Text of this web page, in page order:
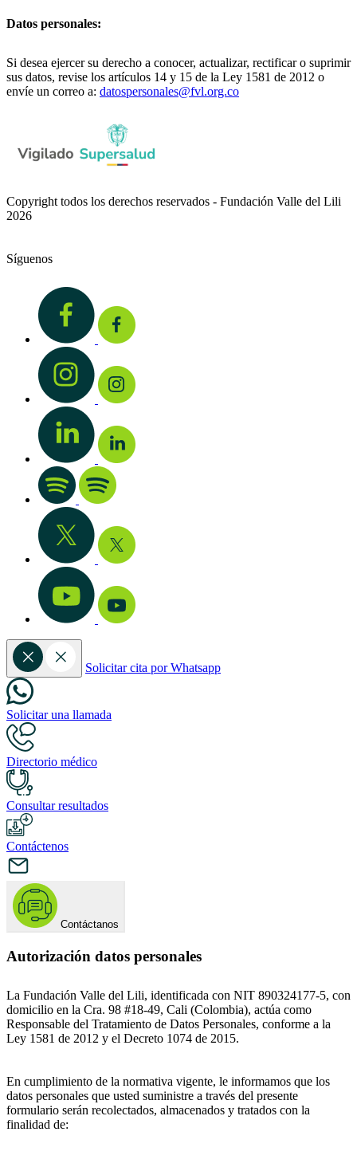
Datos personales:
Si desea ejercer su derecho a conocer, actualizar, rectificar o suprimir
sus datos, revise los artículos 14 y 15 de la Ley 1581 de 2012 o
envíe un correo a: datospersonales@fvl.org.co
Copyright todos los derechos reservados - Fundación Valle del Lili
2026
Síguenos
Solicitar cita por Whatsapp
Solicitar una llamada
Directorio médico
Consultar resultados
Contáctenos
Contáctanos
Autorización datos personales
La Fundación Valle del Lili, identificada con NIT 890324177-5, con
domicilio en la Cra. 98 #18-49, Cali (Colombia), actúa como
Responsable del Tratamiento de Datos Personales, conforme a la
Ley 1581 de 2012 y el Decreto 1074 de 2015.
En cumplimiento de la normativa vigente, le informamos que los
datos personales que usted suministre a través del presente
formulario serán recolectados, almacenados y tratados con la
finalidad de: